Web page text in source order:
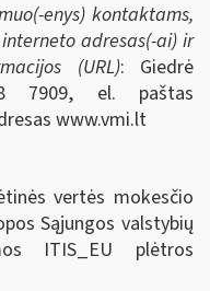
enys) kontaktams,
adresas(-ai) ir
(URL): Giedrė
7909, el. paštas
www.vmi.lt
vertės mokesčio
Sąjungos valstybių
ITIS_EU plėtros